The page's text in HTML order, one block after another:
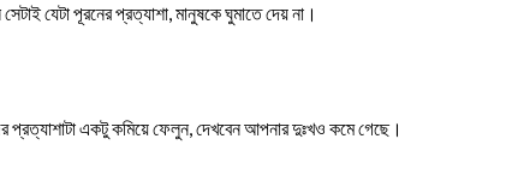
যেটা পূরনের প্রত্যাশা, মানুষকে ঘুমাতে দেয় না।
একটু কমিয়ে ফেলুন, দেখবেন আপনার দুঃখও কমে গেছে।